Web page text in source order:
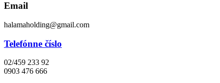
Email
halamaholding@gmail.com
Telefónne číslo
02/459 233 92
0903 476 666